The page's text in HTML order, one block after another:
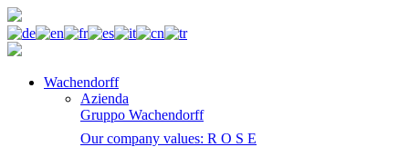
Wachendorff
Azienda
Gruppo Wachendorff
Our company values: R O S E